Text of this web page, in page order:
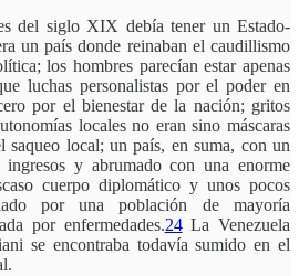
del siglo XIX debía tener un Estado-
un país donde reinaban el caudillismo
los hombres parecían estar apenas
luchas personalistas por el poder en
por el bienestar de la nación; gritos
locales no eran sino máscaras
saqueo local; un país, en suma, con un
y abrumado con una enorme
cuerpo diplomático y unos pocos
por una población de mayoría
por enfermedades.24La Venezuela
se encontraba todavía sumido en el